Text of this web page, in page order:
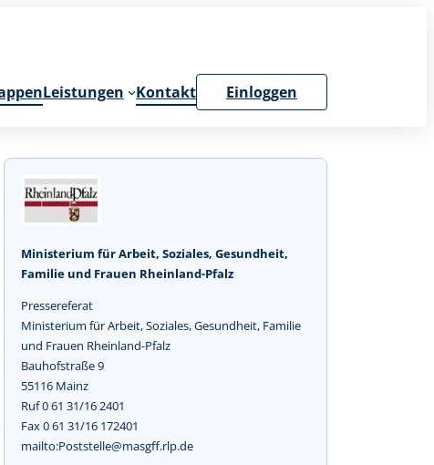
Leistungen Kontakt Einloggen
Ministerium für Arbeit, Soziales, Gesundheit,
Familie und Frauen Rheinland-Pfalz
Pressereferat
Ministerium für Arbeit, Soziales, Gesundheit, Familie
und Frauen Rheinland-Pfalz
Bauhofstraße 9
55116 Mainz
Ruf 0 61 31/16 2401
Fax 0 61 31/16 172401
mailto:Poststelle@masgff.rlp.de